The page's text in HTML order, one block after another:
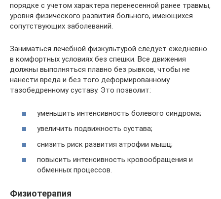
порядке с учетом характера перенесенной ранее травмы,
уровня физического развития больного, имеющихся
сопутствующих заболеваний.
Заниматься лечебной физкультурой следует ежедневно
в комфортных условиях без спешки. Все движения
должны выполняться плавно без рывков, чтобы не
нанести вреда и без того деформированному
тазобедренному суставу. Это позволит:
уменьшить интенсивность болевого синдрома;
увеличить подвижность сустава;
снизить риск развития атрофии мышц;
повысить интенсивность кровообращения и
обменных процессов.
Физиотерапия